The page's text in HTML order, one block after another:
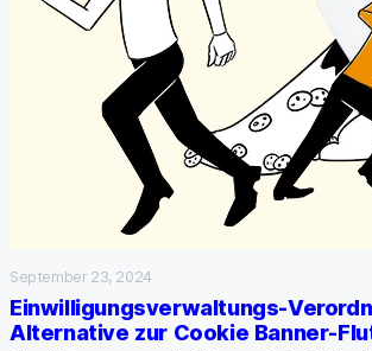
September 23, 2024
Einwilligungsverwaltungs-
Alternative zur Cookie Banner-